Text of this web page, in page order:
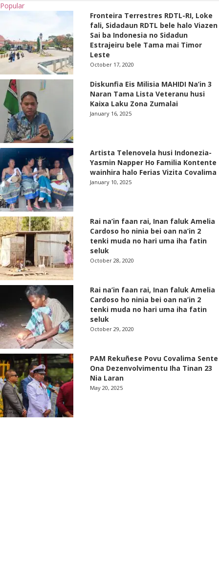
Popular
Fronteira Terrestres RDTL-RI, Loke
fali, Sidadaun RDTL bele halo Viazen
Sai ba Indonesia no Sidadun
Estrajeiru bele Tama mai Timor
Leste
October 17, 2020
Diskunfia Eis Milisia MAHIDI Na’in 3
Naran Tama Lista Veteranu husi
Kaixa Laku Zona Zumalai
January 16, 2025
Artista Telenovela husi Indonezia-
Yasmin Napper Ho Familia Kontente
wainhira halo Ferias Vizita Covalima
January 10, 2025
Rai na’in faan rai, Inan faluk Amelia
Cardoso ho ninia bei oan na’in 2
tenki muda no hari uma iha fatin
seluk
October 28, 2020
Rai na’in faan rai, Inan faluk Amelia
Cardoso ho ninia bei oan na’in 2
tenki muda no hari uma iha fatin
seluk
October 29, 2020
PAM Rekuñese Povu Covalima Sente
Ona Dezenvolvimentu Iha Tinan 23
Nia Laran
May 20, 2025